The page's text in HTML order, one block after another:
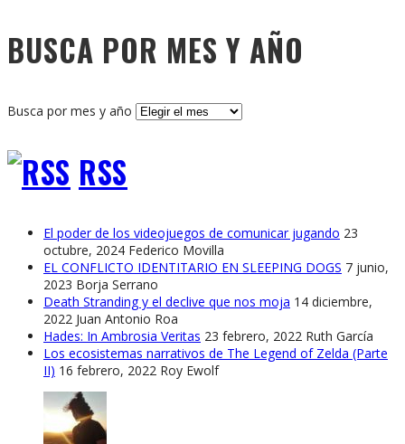
BUSCA POR MES Y AÑO
Busca por mes y año
RSS
El poder de los videojuegos de comunicar jugando 23
octubre, 2024 Federico Movilla
EL CONFLICTO IDENTITARIO EN SLEEPING DOGS 7 junio,
2023 Borja Serrano
Death Stranding y el declive que nos moja 14 diciembre,
2022 Juan Antonio Roa
Hades: In Ambrosia Veritas 23 febrero, 2022 Ruth García
Los ecosistemas narrativos de The Legend of Zelda (Parte
II) 16 febrero, 2022 Roy Ewolf